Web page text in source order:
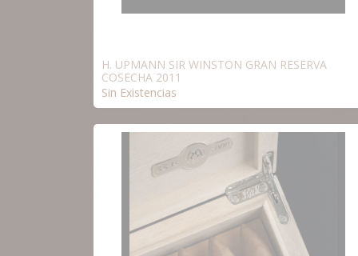
H. UPMANN SIR WINSTON GRAN RESERVA
COSECHA 2011
Sin Existencias